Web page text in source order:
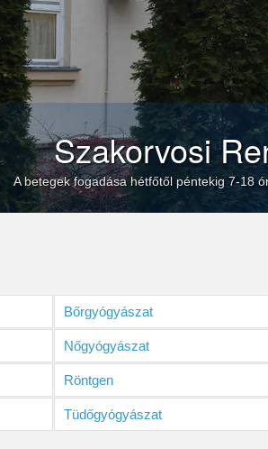
Szakorvosi
A betegek fogadása hétfőtől péntekig 7-18
Bőrgyógyászat
Nőgyógyászat
Röntgen
Tüdőgyógyászat